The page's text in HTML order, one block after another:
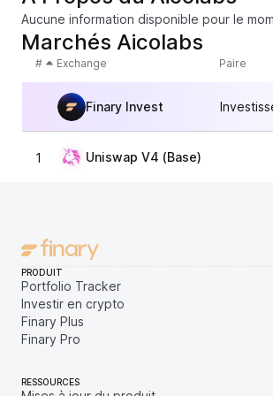
Aucune information disponible pour le
Marchés Aicolabs
# Exchange Paire
Finary Invest
1 Uniswap V4 (Base)
PRODUIT
Portfolio Tracker
Investir en crypto
Finary Plus
Finary Pro
RESSOURCES